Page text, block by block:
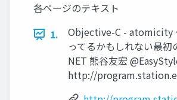
各ページのテキスト
1.
Objective-C - atomicity
ってるかもしれない最初
NET 熊⾕友宏
http://